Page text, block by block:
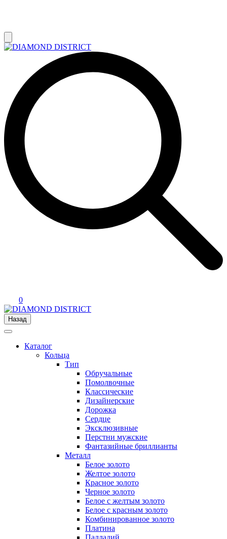
0
Назад
Каталог
Кольца
Тип
Обручальные
Помолвочные
Классические
Дизайнерские
Дорожка
Сердце
Эксклюзивные
Перстни мужские
Фантазийные бриллианты
Металл
Белое золото
Желтое золото
Красное золото
Черное золото
Белое с желтым золото
Белое с красным золото
Комбинированное золото
Платина
Палладий